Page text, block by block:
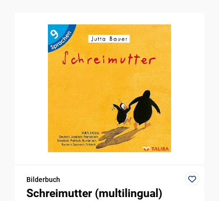
Bilderbuch
Schreimutter (multilingual)